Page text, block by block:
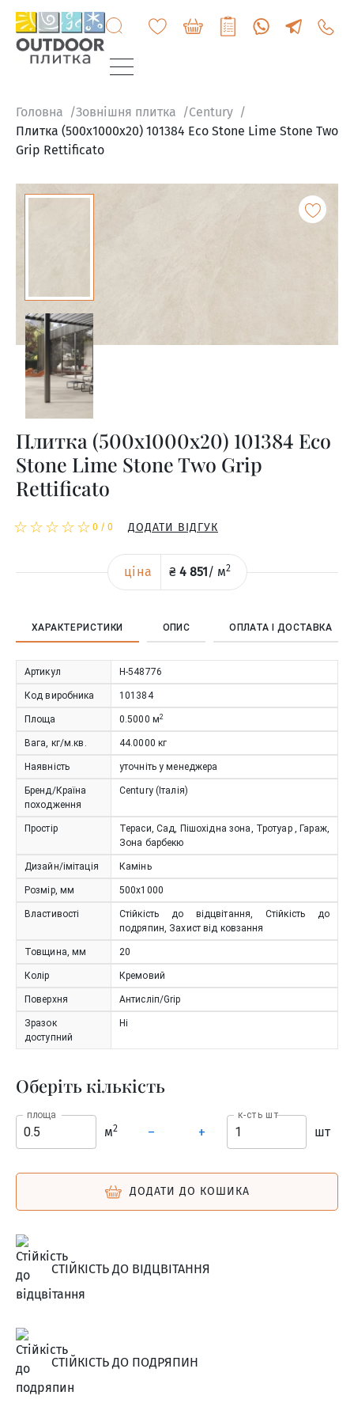
Головна
Зовнішня плитка
Century
Плитка (500x1000x20) 101384 Eco Stone Lime Stone Two
Grip Rettificato
Плитка (500x1000x20) 101384 Eco
Stone Lime Stone Two Grip
Rettificato
☆
★☆
★☆
★☆
★☆
★ 0 / 0 ДОДАТИ ВІДГУК
ціна ₴ 4 851/ м2
ХАРАКТЕРИСТИКИ ОПИС ОПЛАТА І ДОСТАВКА
Артикул Н-548776
Код виробника 101384
Площа 0.5000 м2
Вага, кг/м.кв. 44.0000 кг
Наявність уточніть у менеджера
Бренд/Країна
походження
Century (Італія)
Простір
Тераси, Сад, Пішохідна зона, Тротуар , Гараж,
Зона барбекю
Дизайн/імітація Камінь
Розмір, мм 500x1000
Властивості
Стійкість до відцвітання, Стійкість до
подряпин, Захист від ковзання
Товщина, мм 20
Колір Кремовий
Поверхня Антисліп/Grip
Зразок
доступний
Ні
Оберіть кількість
площа
м2 – +
к-сть шт
шт
ДОДАТИ ДО КОШИКА
СТІЙКІСТЬ ДО ВІДЦВІТАННЯ
СТІЙКІСТЬ ДО ПОДРЯПИН